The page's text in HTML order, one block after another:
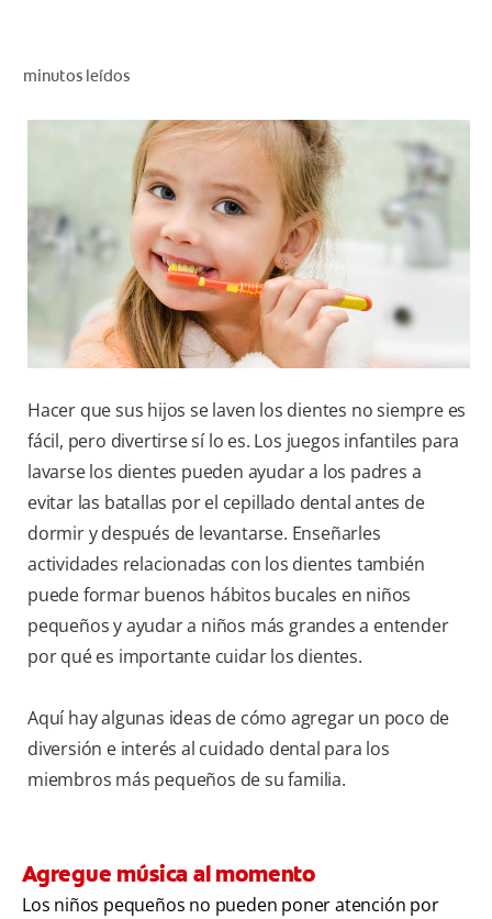
PROMOCIONES
NI (ES)
SUSCRÍBASE
minutos leídos
Hacer que sus hijos se laven los dientes no siempre es
fácil, pero divertirse sí lo es. Los juegos infantiles para
lavarse los dientes pueden ayudar a los padres a
evitar las batallas por el cepillado dental antes de
dormir y después de levantarse. Enseñarles
actividades relacionadas con los dientes también
puede formar buenos hábitos bucales en niños
pequeños y ayudar a niños más grandes a entender
por qué es importante cuidar los dientes.
Aquí hay algunas ideas de cómo agregar un poco de
diversión e interés al cuidado dental para los
miembros más pequeños de su familia.
Agregue música al momento
Los niños pequeños no pueden poner atención por